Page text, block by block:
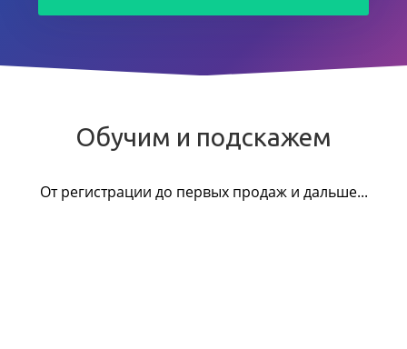
Обучим и подскажем
От регистрации до первых продаж и дальше...